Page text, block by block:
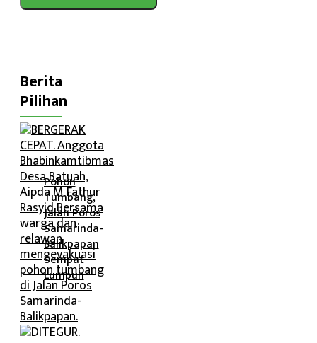
Berita
Pilihan
Pohon
Tumbang,
Jalan Poros
Samarinda-
Balikpapan
Sempat
Lumpuh